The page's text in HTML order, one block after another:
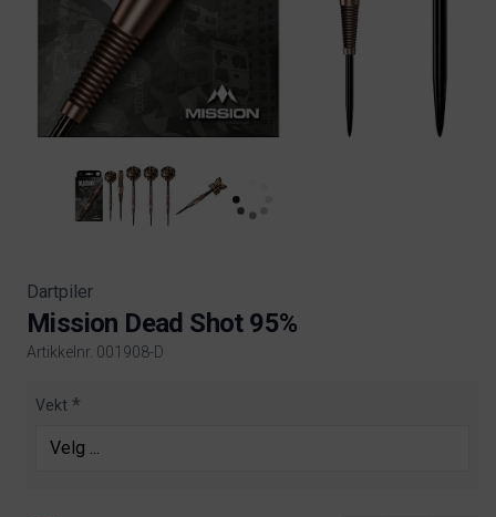
Dartpiler
Mission Dead Shot 95%
Artikkelnr. 001908-D
Product information
Vekt